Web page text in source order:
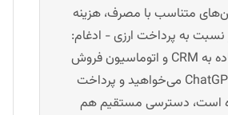
متناسب با مصرف، هزینه
نسبت به پرداخت ارزی - ادغام:
اتصال ساده به CRM و اتوماسیون فروش
اگر تنها ChatGPT می‌خواهید و پرداخت
است، دسترسی مستقیم هم